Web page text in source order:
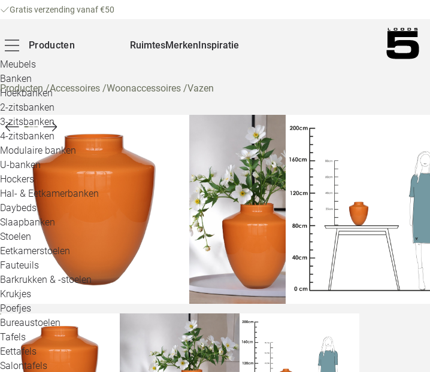
Gratis verzending vanaf €50
Producten
Meubels
Banken
Hoekbanken
2-zitsbanken
3-zitsbanken
4-zitsbanken
Modulaire banken
U-banken
Hockers
Hal- & Eetkamerbanken
Daybeds
Slaapbanken
Stoelen
Eetkamerstoelen
Fauteuils
Barkrukken & -stoelen
Krukjes
Poefjes
Bureaustoelen
Tafels
Eettafels
Salontafels
RuimtesMerkenInspiratie
Producten/Accessoires /Woonaccessoires /Vazen